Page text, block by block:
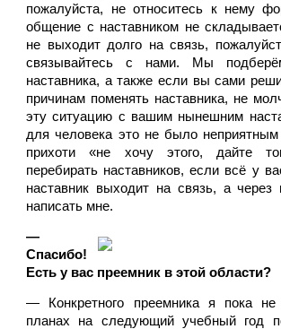
пожалуйста, не относитесь к нему
общение с наставником не
не выходит долго на связь,
связывайтесь с нами. Мы
наставника, а также если вы сами
причинам поменять наставника, не
эту ситуацию с вашим нынешним
для человека это не было
прихоти «не хочу этого, дайте
перебирать наставников, если всё у
наставник выходит на связь, а
написать мне.
—
Спасибо!
Есть у вас преемник в этой области?
— Конкретного преемника я пока
планах на следующий учебный год